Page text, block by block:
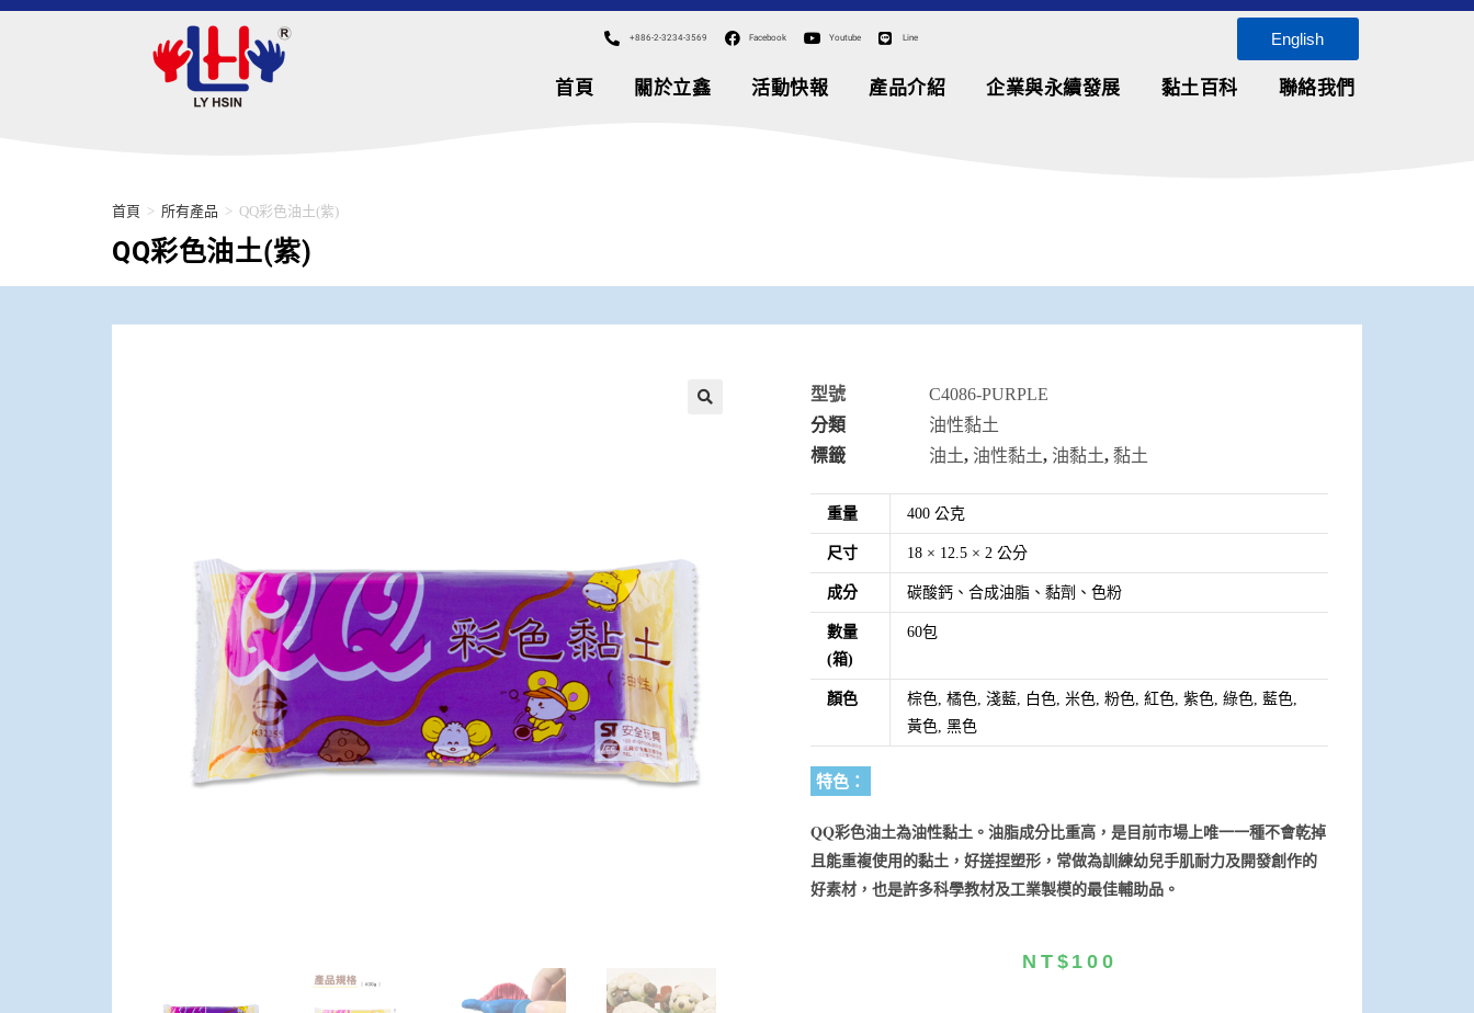
+886-2-3234-3569 Facebook Youtube Line English
首頁 關於立鑫 活動快報 產品介紹 企業與永續發展 黏土百科 聯絡我們
首頁 > 所有產品 > QQ彩色油土(紫)
QQ彩色油土(紫)
型號
C4086-PURPLE
分類
油性黏土
標籤
油土, 油性黏土, 油黏土, 黏土
重量 400 公克
尺寸 18 × 12.5 × 2 公分
成分 碳酸鈣、合成油脂、黏劑、色粉
數量
(箱)
60包
顏色
棕色, 橘色, 淺藍, 白色, 米色, 粉色, 紅色, 紫色, 綠色, 藍色,
黃色, 黑色
特色：
QQ彩色油土為油性黏土。油脂成分比重高，是目前市場上唯一一種不會乾掉
且能重複使用的黏土，好搓捏塑形，常做為訓練幼兒手肌耐力及開發創作的
好素材，也是許多科學教材及工業製模的最佳輔助品。
NT$ 100